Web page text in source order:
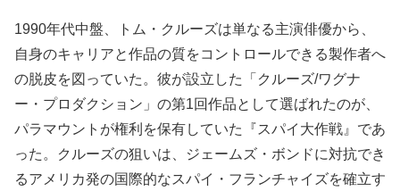
1990年代中盤、トム・クルーズは単なる主演俳優から、
自身のキャリアと作品の質をコントロールできる製作者へ
の脱皮を図っていた。彼が設立した「クルーズ/ワグナ
ー・プロダクション」の第1回作品として選ばれたのが、
パラマウントが権利を保有していた『スパイ大作戦』であ
った。クルーズの狙いは、ジェームズ・ボンドに対抗でき
るアメリカ発の国際的なスパイ・フランチャイズを確立す